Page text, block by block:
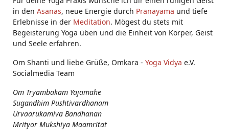
in den Asanas, neue Energie durch Pranayama und tiefe
Erlebnisse in der Meditation. Mögest du stets mit
Begeisterung Yoga üben und die Einheit von Körper, Geist
und Seele erfahren.
Om Shanti und liebe Grüße, Omkara - Yoga Vidya e.V.
Socialmedia Team
Om Tryambakam Yajamahe
Sugandhim Pushtivardhanam
Urvaarukamiva Bandhanan
Mrityor Mukshiya Maamritat